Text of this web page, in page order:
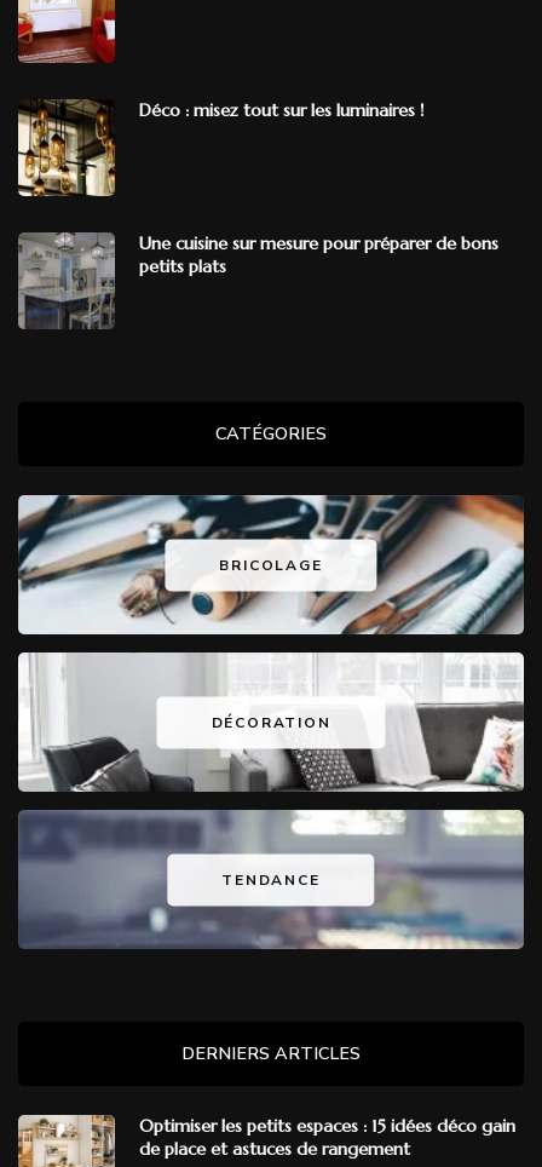
Déco : misez tout sur les luminaires !
Une cuisine sur mesure pour préparer de bons
petits plats
CATÉGORIES
BRICOLAGE
DÉCORATION
TENDANCE
DERNIERS ARTICLES
Optimiser les petits espaces : 15 idées déco gain
de place et astuces de rangement